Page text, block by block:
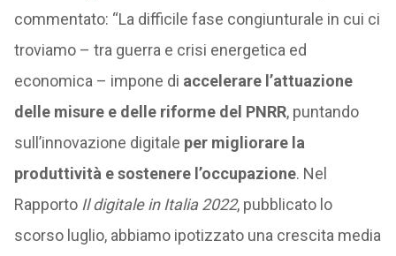
commentato: “La difficile fase congiunturale in cui ci
troviamo – tra guerra e crisi energetica ed
economica – impone di accelerare l’attuazione
delle misure e delle riforme del PNRR, puntando
sull’innovazione digitale per migliorare la
produttività e sostenere l’occupazione. Nel
Rapporto Il digitale in Italia 2022, pubblicato lo
scorso luglio, abbiamo ipotizzato una crescita media